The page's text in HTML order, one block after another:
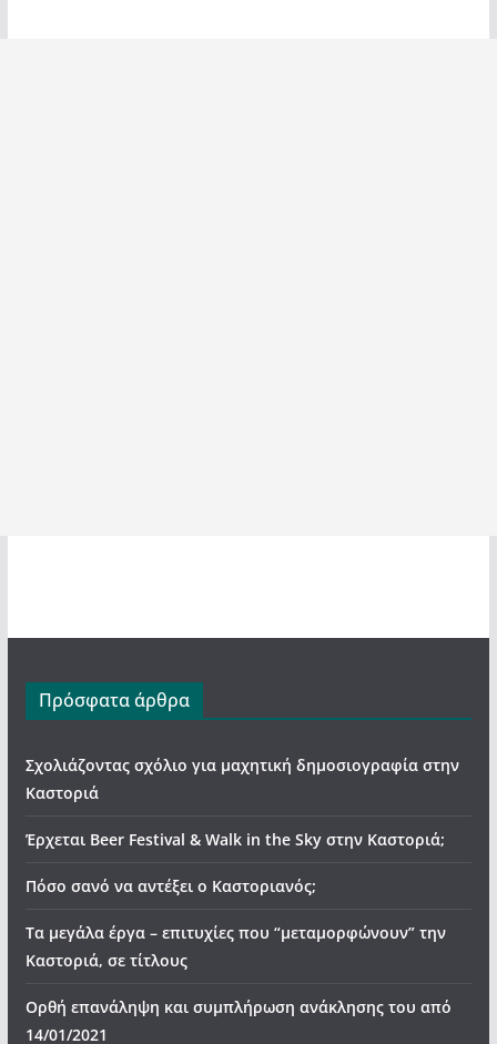
Πρόσφατα άρθρα
Σχολιάζοντας σχόλιο για μαχητική δημοσιογραφία στην
Καστοριά
Έρχεται Beer Festival & Walk in the Sky στην Καστοριά;
Πόσο σανό να αντέξει ο Καστοριανός;
Τα μεγάλα έργα – επιτυχίες που “μεταμορφώνουν” την
Καστοριά, σε τίτλους
Ορθή επανάληψη και συμπλήρωση ανάκλησης του από
14/01/2021